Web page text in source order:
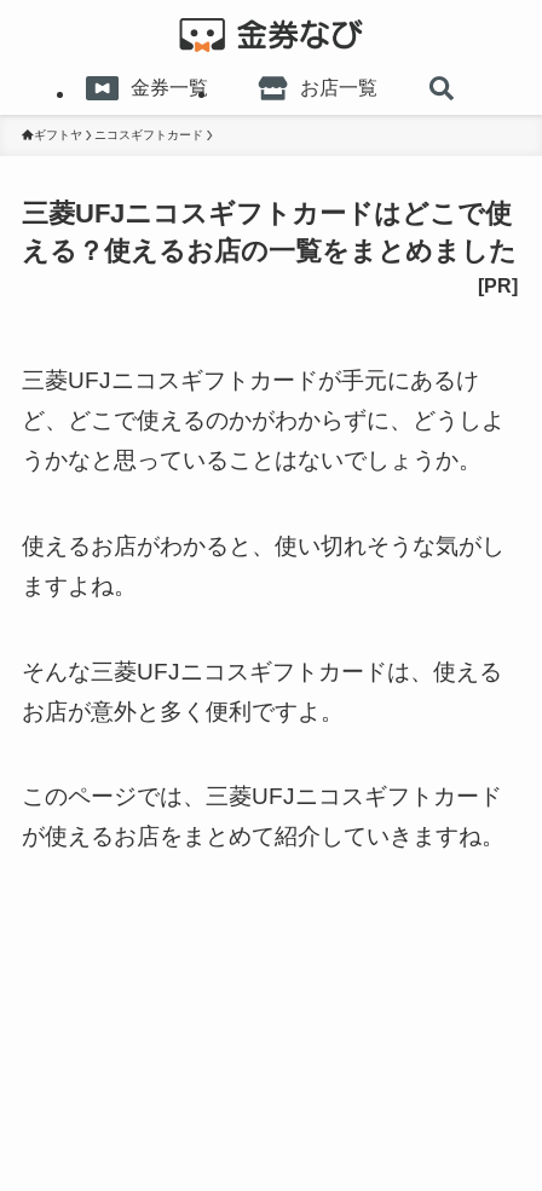
金券一覧 お店一覧
ギフトヤ ニコスギフトカード
三菱UFJニコスギフトカードはどこで使
える？使えるお店の一覧をまとめました
三菱UFJニコスギフトカードが手元にあるけ
ど、どこで使えるのかがわからずに、どうしよ
うかなと思っていることはないでしょうか。
使えるお店がわかると、使い切れそうな気がし
ますよね。
そんな三菱UFJニコスギフトカードは、使える
お店が意外と多く便利ですよ。
このページでは、三菱UFJニコスギフトカード
が使えるお店をまとめて紹介していきますね。